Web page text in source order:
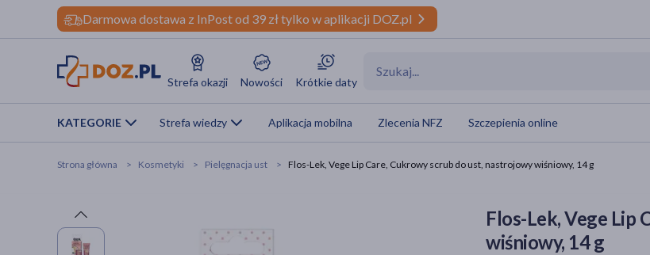
Darmowa dostawa z InPost od 39 zł tylko w aplikacji DOZ.pl
Strefa okazji Nowości Krótkie daty
KATEGORIE Strefa wiedzy Aplikacja mobilna Zlecenia NFZ Szczepienia online
Strona główna Kosmetyki Pielęgnacja ust Flos-Lek, Vege Lip Care, Cukrowy scrub do ust, nastrojowy wiśniowy, 14 g
Flos-Lek, Vege Lip
wiśniowy, 14 g